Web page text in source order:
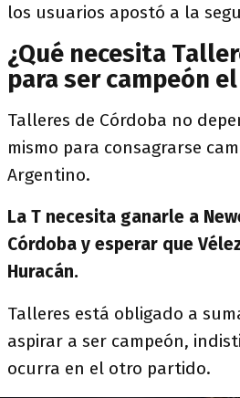
los usuarios apostó a la
¿Qué necesita
para ser campeón
Talleres de Córdoba no
mismo para consagrarse
Argentino.
La T necesita ganarle a
Córdoba y esperar que
Huracán.
Talleres está obligado a
aspirar a ser campeón,
ocurra en el otro partido.